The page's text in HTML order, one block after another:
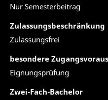
Nur Semesterbeitrag
Zulassungsbeschränkung
Zulassungsfrei
besondere
Eignungsprüfung
Zwei-Fach-Bachelor